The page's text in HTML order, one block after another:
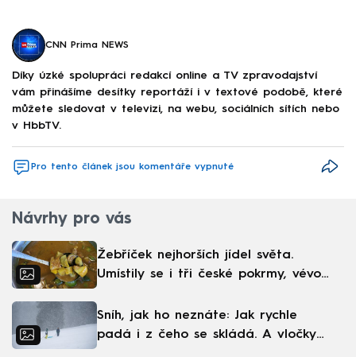
CNN Prima NEWS
Díky úzké spolupráci redakcí online a TV zpravodajství
vám přinášíme desítky reportáží i v textové podobě, které
můžete sledovat v televizi, na webu, sociálních sítích nebo
v HbbTV.
Pro tento článek jsou komentáře vypnuté
Návrhy pro vás
Žebříček nejhorších jídel světa.
Umístily se i tři české pokrmy, vévodí
Sníh, jak ho neznáte: Jak rychle
padá i z čeho se skládá. A vločky